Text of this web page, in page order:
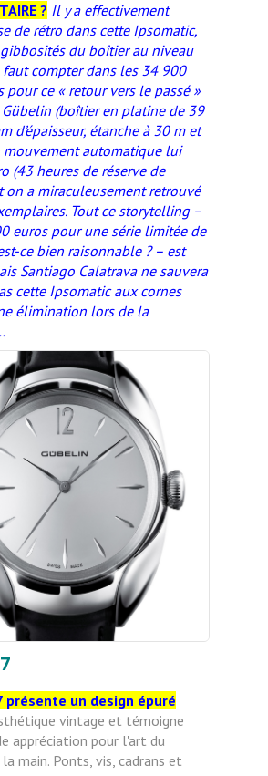
? Il y a effectivement
de rétro dans cette Ipsomatic,
du boîtier au niveau
faut compter dans les 34 900
pour ce « retour vers le passé »
(boîtier en platine de 39
d’épaisseur, étanche à 30 m et
mouvement automatique lui
(43 heures de réserve de
on a miraculeusement retrouvé
Tout ce storytelling –
euros pour une série limitée de
ce bien raisonnable ? – est
Santiago Calatrava ne sauvera
cette Ipsomatic aux cornes
élimination lors de la
présente un design épuré
vintage et témoigne
appréciation pour l'art du
main. Ponts, vis, cadrans et